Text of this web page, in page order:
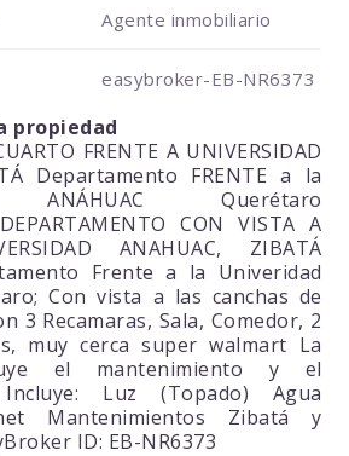
Agente inmobiliario
easybroker-EB-NR6373
propiedad
FRENTE A UNIVERSIDAD
Departamento FRENTE a la
ANÁHUAC Querétaro
DEPARTAMENTO CON VISTA A
ANAHUAC, ZIBATÁ
Frente a la Univeridad
Con vista a las canchas de
3 Recamaras, Sala, Comedor, 2
muy cerca super walmart La
el mantenimiento y el
Incluye: Luz (Topado) Agua
Mantenimientos Zibatá y
ID: EB-NR6373